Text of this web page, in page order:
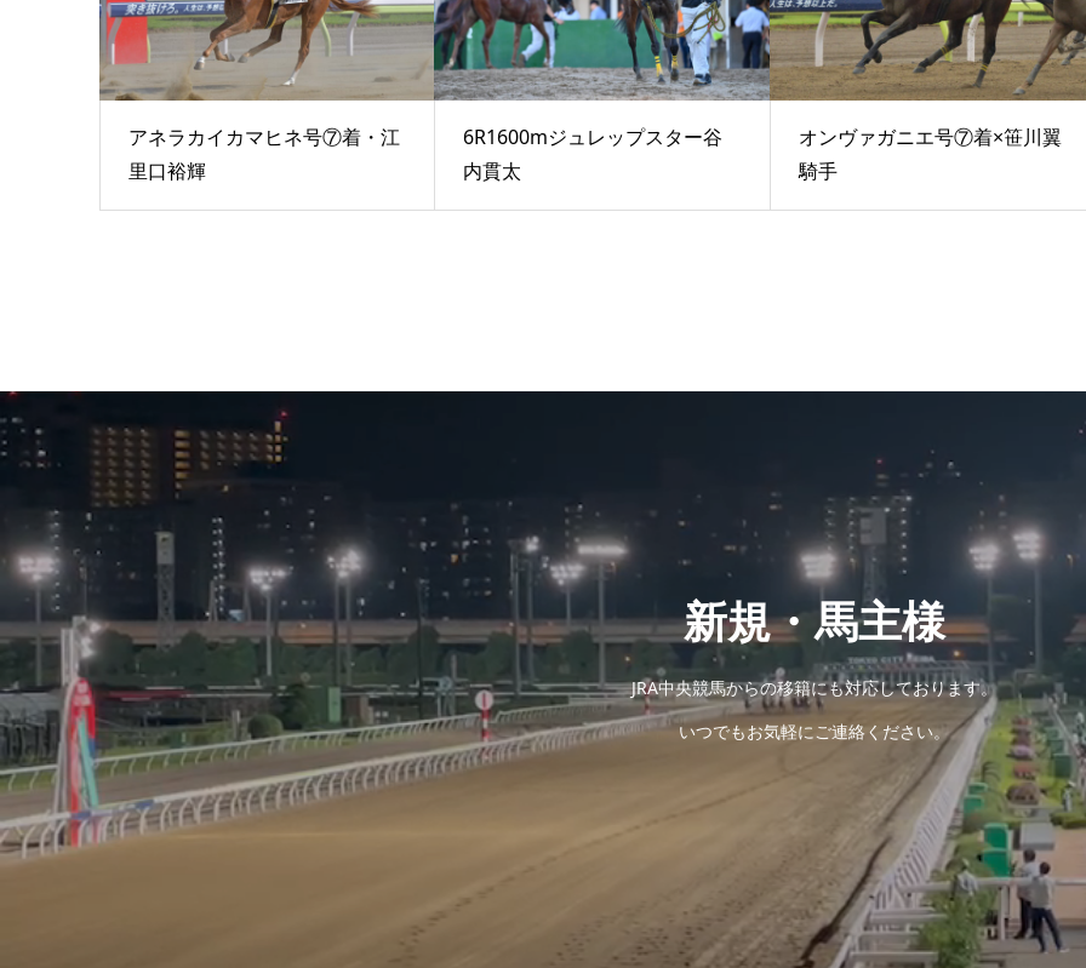
アネラカイカマヒネ号⑦着・江
里口裕輝
6R1600mジュレップスター谷
内貫太
オンヴァガニエ号⑦着×笹川翼
騎手
新規・馬主様
JRA中央競馬からの移籍にも対応しております。
いつでもお気軽にご連絡ください。